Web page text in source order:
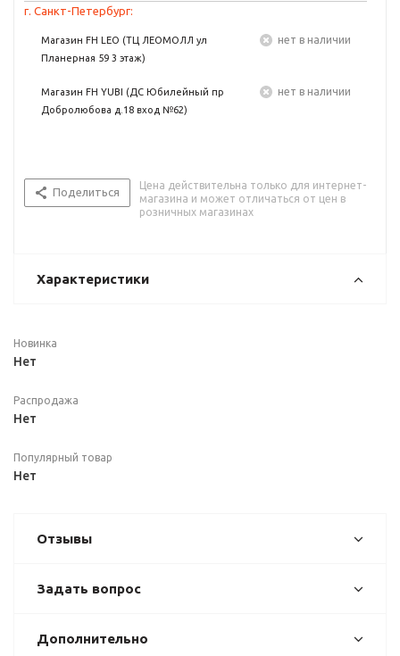
г. Санкт-Петербург:
Магазин FH LEO (ТЦ ЛЕОМОЛЛ ул
Планерная 59 3 этаж)
Нет в наличии
Магазин FH YUBI (ДС Юбилейный пр
Добролюбова д.18 вход №62)
Нет в наличии
Поделиться
Цена действительна только для интернет-
магазина и может отличаться от цен в
розничных магазинах
Характеристики
Новинка
Нет
Распродажа
Нет
Популярный товар
Нет
Отзывы
Задать вопрос
Дополнительно